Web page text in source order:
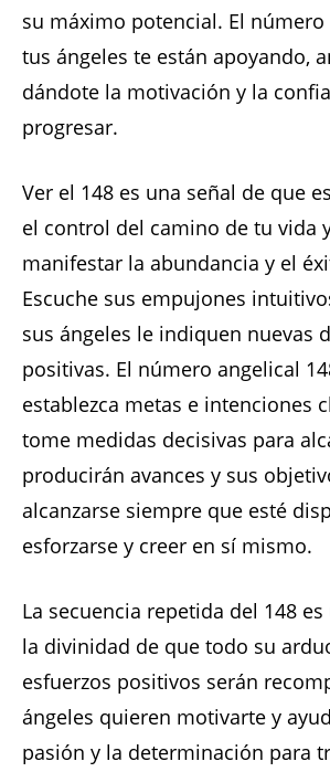
su máximo potencial. El
tus ángeles te están apoyando,
dándote la motivación y la
progresar.
Ver el 148 es una señal de que
el control del camino de tu vida
manifestar la abundancia y el
Escuche sus empujones
sus ángeles le indiquen nuevas
positivas. El número angelical
establezca metas e intenciones
tome medidas decisivas para
producirán avances y sus
alcanzarse siempre que esté
esforzarse y creer en sí mismo.
La secuencia repetida del 148
la divinidad de que todo su
esfuerzos positivos serán
ángeles quieren motivarte y
pasión y la determinación para